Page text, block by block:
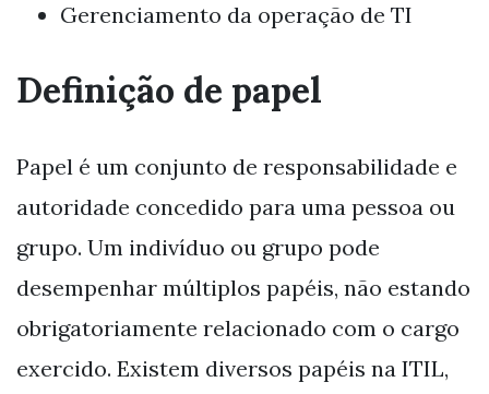
Gerenciamento da operação de TI
Definição de papel
Papel é um conjunto de responsabilidade e
autoridade concedido para uma pessoa ou
grupo. Um indivíduo ou grupo pode
desempenhar múltiplos papéis, não estando
obrigatoriamente relacionado com o cargo
exercido. Existem diversos papéis na ITIL,